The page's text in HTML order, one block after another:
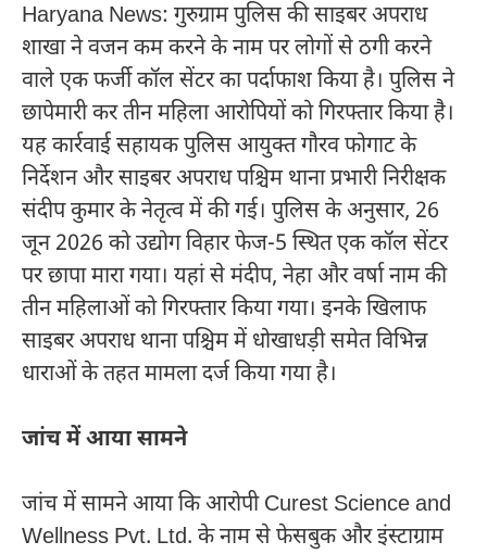
Haryana News: गुरुग्राम पुलिस की साइबर अपराध
शाखा ने वजन कम करने के नाम पर लोगों से ठगी करने
वाले एक फर्जी कॉल सेंटर का पर्दाफाश किया है। पुलिस ने
छापेमारी कर तीन महिला आरोपियों को गिरफ्तार किया है।
यह कार्रवाई सहायक पुलिस आयुक्त गौरव फोगाट के
निर्देशन और साइबर अपराध पश्चिम थाना प्रभारी निरीक्षक
संदीप कुमार के नेतृत्व में की गई। पुलिस के अनुसार, 26
जून 2026 को उद्योग विहार फेज-5 स्थित एक कॉल सेंटर
पर छापा मारा गया। यहां से मंदीप, नेहा और वर्षा नाम की
तीन महिलाओं को गिरफ्तार किया गया। इनके खिलाफ
साइबर अपराध थाना पश्चिम में धोखाधड़ी समेत विभिन्न
धाराओं के तहत मामला दर्ज किया गया है।
जांच में आया सामने
जांच में सामने आया कि आरोपी Curest Science and
Wellness Pvt. Ltd. के नाम से फेसबुक और इंस्टाग्राम